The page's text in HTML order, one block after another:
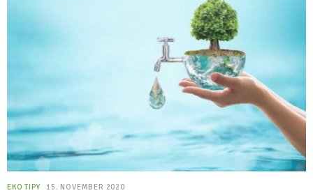
EKO TIPY 15. NOVEMBER 2020